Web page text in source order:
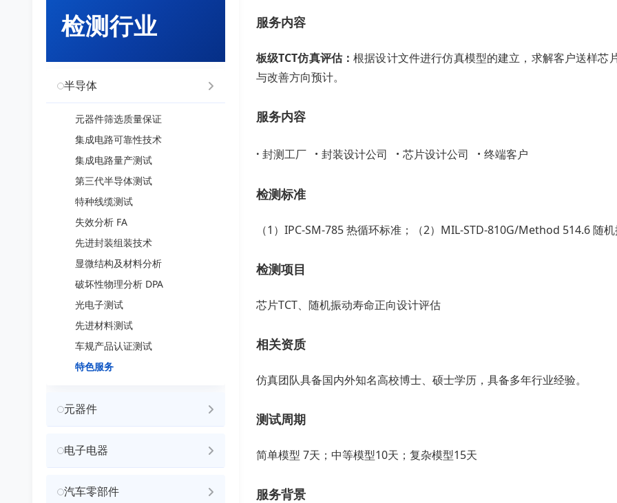
服务内容
板级TCT仿真评估：根据设计文件进行仿真模型的建立，求解客户送样
与改善方向预计。
服务内容
· 封测工厂 · 封装设计公司 · 芯片设计公司 · 终端客户
检测标准
（1）IPC-SM-785 热循环标准；（2）MIL-STD-810G/Method 514.6 随
检测项目
芯片TCT、随机振动寿命正向设计评估
相关资质
仿真团队具备国内外知名高校博士、硕士学历，具备多年行业经验。
测试周期
简单模型 7天；中等模型10天；复杂模型15天
服务背景
检测行业
半导体
元器件筛选质量保证
集成电路可靠性技术
集成电路量产测试
第三代半导体测试
特种线缆测试
失效分析 FA
先进封装组装技术
显微结构及材料分析
破坏性物理分析 DPA
光电子测试
先进材料测试
车规产品认证测试
特色服务
元器件
电子电器
汽车零部件